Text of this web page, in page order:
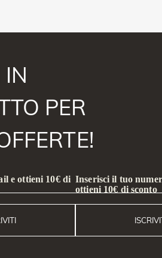
PER
e ottieni 10€ di Inserisci il tuo
ottieni 10€ di sconto